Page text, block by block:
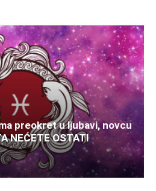
preokret u ljubavi, novcu
NEĆETE OSTATI